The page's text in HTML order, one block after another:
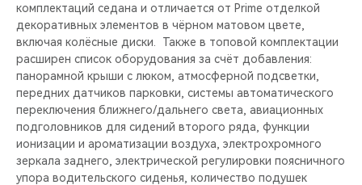
комплектаций седана и отличается от Prime отделкой
декоративных элементов в чёрном матовом цвете,
включая колёсные диски. Также в топовой комплектации
расширен список оборудования за счёт добавления:
панорамной крыши c люком, атмосферной подсветки,
передних датчиков парковки, системы автоматического
переключения ближнего/дальнего света, авиационных
подголовников для сидений второго ряда, функции
ионизации и ароматизации воздуха, электрохромного
зеркала заднего, электрической регулировки поясничного
упора водительского сиденья, количество подушек